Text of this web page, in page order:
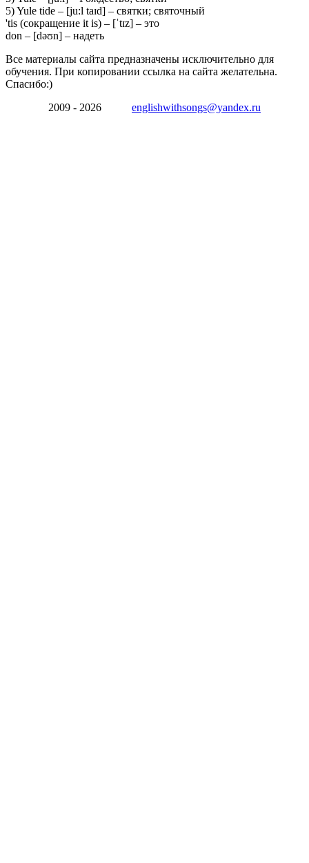
5) Yule tide – [ju:l taɪd] – святки; святочный
'tis (сокращение it is) – [ˈtɪz] – это
don – [dəʊn] – надеть
Все материалы сайта предназначены исключительно для
обучения. При копировании ссылка на сайта желательна.
Спасибо:)
2009 - 2026 englishwithsongs@yandex.ru